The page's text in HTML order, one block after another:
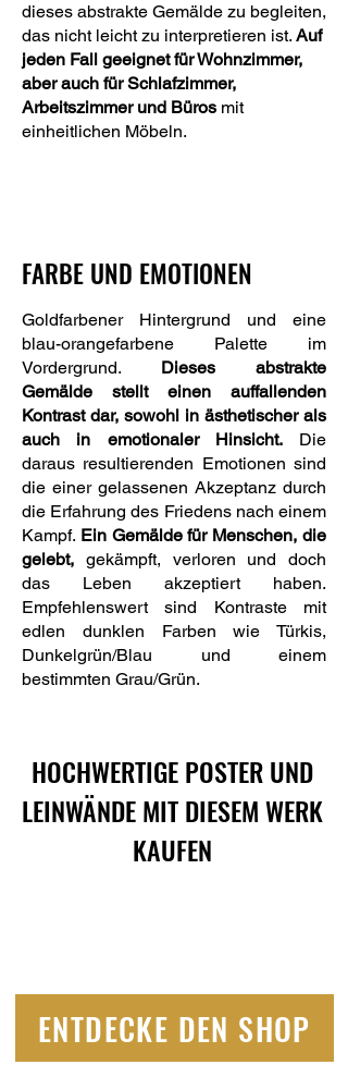
dieses abstrakte Gemälde zu begleiten,
das nicht leicht zu interpretieren ist. Auf
jeden Fall geeignet für Wohnzimmer,
aber auch für Schlafzimmer,
Arbeitszimmer und Büros mit
einheitlichen Möbeln.
FARBE UND EMOTIONEN
Goldfarbener Hintergrund und eine
blau-orangefarbene Palette im
Vordergrund. Dieses abstrakte
Gemälde stellt einen auffallenden
Kontrast dar, sowohl in ästhetischer als
auch in emotionaler Hinsicht.Die
daraus resultierenden Emotionen sind
die einer gelassenen Akzeptanz durch
die Erfahrung des Friedens nach einem
Kampf. Ein Gemälde für Menschen, die
gelebt, gekämpft, verloren und doch
das Leben akzeptiert haben.
Empfehlenswert sind Kontraste mit
edlen dunklen Farben wie Türkis,
Dunkelgrün/Blau und einem
bestimmten Grau/Grün.
HOCHWERTIGE POSTER UND
LEINWÄNDE MIT DIESEM WERK
KAUFEN
ENTDECKE DEN SHOP